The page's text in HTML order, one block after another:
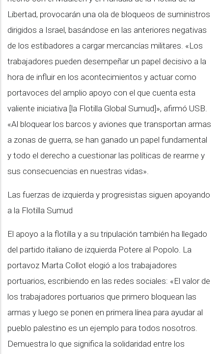
Libertad, provocarán una ola de bloqueos de suministros
dirigidos a Israel, basándose en las anteriores negativas
de los estibadores a cargar mercancías militares. «Los
trabajadores pueden desempeñar un papel decisivo a la
hora de influir en los acontecimientos y actuar como
portavoces del amplio apoyo con el que cuenta esta
valiente iniciativa [la Flotilla Global Sumud]», afirmó USB.
«Al bloquear los barcos y aviones que transportan armas
a zonas de guerra, se han ganado un papel fundamental
y todo el derecho a cuestionar las políticas de rearme y
sus consecuencias en nuestras vidas».
Las fuerzas de izquierda y progresistas siguen apoyando
a la Flotilla Sumud
El apoyo a la flotilla y a su tripulación también ha llegado
del partido italiano de izquierda Potere al Popolo. La
portavoz Marta Collot elogió a los trabajadores
portuarios, escribiendo en las redes sociales: «El valor de
los trabajadores portuarios que primero bloquean las
armas y luego se ponen en primera línea para ayudar al
pueblo palestino es un ejemplo para todos nosotros.
Demuestra lo que significa la solidaridad entre los